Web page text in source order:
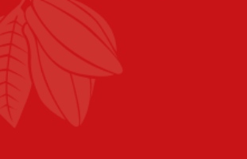
PAROLĂ
REPETAȚI PAROLA